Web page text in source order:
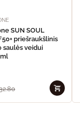
SUN SOUL
priešraukšlinis
saulės veidui
ml